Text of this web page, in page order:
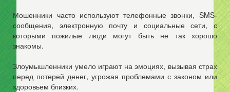
Мошенники часто используют телефонные звонки, SMS-
сообщения, электронную почту и социальные сети, с
которыми пожилые люди могут быть не так хорошо
знакомы.
Злоумышленники умело играют на эмоциях, вызывая страх
перед потерей денег, угрожая проблемами с законом или
здоровьем близких.